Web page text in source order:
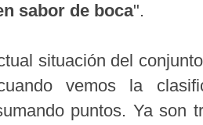
sabor de boca".
situación del
vemos la
puntos. Ya son